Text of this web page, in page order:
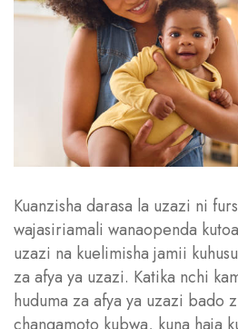
Kuanzisha darasa la uzazi ni
wajasiriamali wanaopenda
uzazi na kuelimisha jamii
za afya ya uzazi. Katika nchi
huduma za afya ya uzazi bado
changamoto kubwa, kuna haja